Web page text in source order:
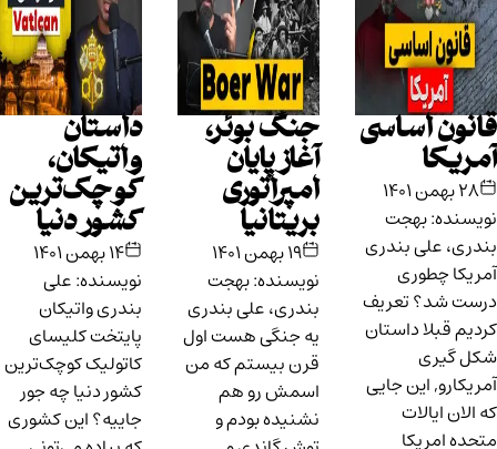
قانون اساسی
آمریکا
۲۸ بهمن ۱۴۰۱
نویسنده: بهجت
بندری، علی بندری
آمریکا چطوری
درست شد؟ تعریف
کردیم قبلا داستان
شکل گیری
آمریکارو, این جایی
که الان ایالات
متحده امریکا
جنگ بوئر،
آغاز پایان
امپراتوری
بریتانیا
۱۹ بهمن ۱۴۰۱
نویسنده: بهجت
بندری، علی بندری
یه جنگی هست اول
قرن بیستم که من
اسمش رو هم
نشنیده بودم و
داستان
واتیکان،
کوچک‌ترین
کشور دنیا
۱۴ بهمن ۱۴۰۱
نویسنده: علی
بندری واتیکان
پایتخت کلیسای
کاتولیک کوچک‌ترین
کشور دنیا چه جور
جاییه؟ این کشوری